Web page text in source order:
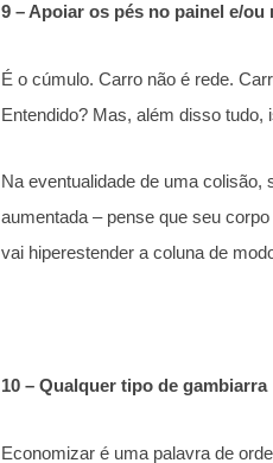
9 – Apoiar os pés no painel e/ou
É o cúmulo. Carro não é rede.
Entendido? Mas, além disso
Na eventualidade de uma colisão,
aumentada – pense que seu
vai hiperestender a coluna de
10 – Qualquer tipo de gambiarra
Economizar é uma palavra de